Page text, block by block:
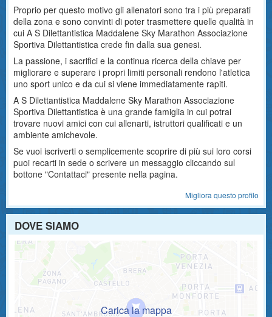
Proprio per questo motivo gli allenatori sono tra i più preparati
della zona e sono convinti di poter trasmettere quelle qualità in
cui A S Dilettantistica Maddalene Sky Marathon Associazione
Sportiva Dilettantistica crede fin dalla sua genesi.
La passione, i sacrifici e la continua ricerca della chiave per
migliorare e superare i propri limiti personali rendono l'atletica
uno sport unico e da cui si viene immediatamente rapiti.
A S Dilettantistica Maddalene Sky Marathon Associazione
Sportiva Dilettantistica è una grande famiglia in cui potrai
trovare nuovi amici con cui allenarti, istruttori qualificati e un
ambiente amichevole.
Se vuoi iscriverti o semplicemente scoprire di più sui loro corsi
puoi recarti in sede o scrivere un messaggio cliccando sul
bottone "Contattaci" presente nella pagina.
Migliora questo profilo
DOVE SIAMO